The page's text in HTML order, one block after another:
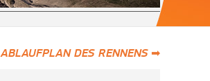
ABLAUFPLAN DES RENNENS ➡